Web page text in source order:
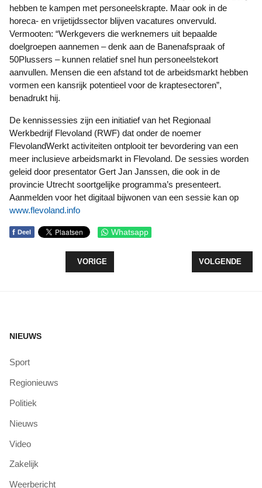
hebben te kampen met personeelskrapte. Maar ook in de
horeca- en vrijetijdssector blijven vacatures onvervuld.
Vermooten: “Werkgevers die werknemers uit bepaalde
doelgroepen aannemen – denk aan de Banenafspraak of
50Plussers – kunnen relatief snel hun personeelstekort
aanvullen. Mensen die een afstand tot de arbeidsmarkt hebben
vormen een kansrijk potentieel voor de kraptesectoren”,
benadrukt hij.
De kennissessies zijn een initiatief van het Regionaal
Werkbedrijf Flevoland (RWF) dat onder de noemer
FlevolandWerkt activiteiten ontplooit ter bevordering van een
meer inclusieve arbeidsmarkt in Flevoland. De sessies worden
geleid door presentator Gert Jan Janssen, die ook in de
provincie Utrecht soortgelijke programma’s presenteert.
Aanmelden voor het digitaal bijwonen van een sessie kan op
www.flevoland.info
f Deel Whatsapp
VORIG ARTIKEL: UITGIFTE OBLIGATIELENING
VORIGE VOLGENDE
VOLGENDE
NIEUWS
Sport
Regionieuws
Politiek
Nieuws
Video
Zakelijk
Weerbericht